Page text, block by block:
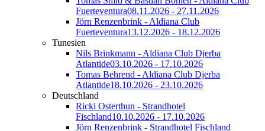
Fuerteventura08.11.2026 - 27.11.2026
Jörn Renzenbrink - Aldiana Club
Fuerteventura13.12.2026 - 18.12.2026
Tunesien
Nils Brinkmann - Aldiana Club Djerba
Atlantide03.10.2026 - 17.10.2026
Tomas Behrend - Aldiana Club Djerba
Atlantide18.10.2026 - 23.10.2026
Deutschland
Ricki Osterthun - Strandhotel
Fischland10.10.2026 - 17.10.2026
Jörn Renzenbrink - Strandhotel Fischland